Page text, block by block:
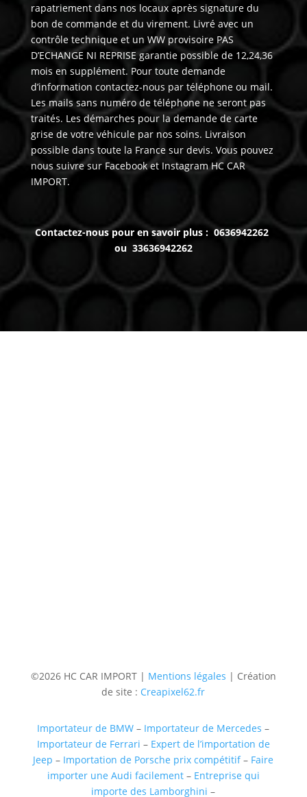
rapatriement dans nos locaux après signature du
bon de commande et du virement. Livré avec un
contrôle technique et un WW provisoire PAS
D’ECHANGE NI REPRISE garantie possible de 12,24,36
mois en supplément. Pour toute demande
d’information contactez-nous par téléphone ou mail.
Les mails sans numéro de téléphone ne seront pas
traités. Les démarches pour la demande de carte
grise de votre véhicule par nos soins. Livraison
possible dans toute la France sur devis. Vous pouvez
nous suivre sur Facebook et Instagram HC CAR
IMPORT.
Contactez-nous pour en savoir plus : 0636942262
ou 33636942262
©2026 HC CAR IMPORT | Mentions légales | Création
de site : Creapixel62.fr
Importateur de BMW – Importateur de Mercedes –
Importateur de Ferrari – Expert de l’importation de
Jeep – Importation de Porsche prix compétitif– Faire
importer une Audi facilement– Entreprise qui
importe des Lamborghini –